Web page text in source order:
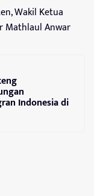
Wakil Ketua
Mathlaul Anwar
Indonesia di